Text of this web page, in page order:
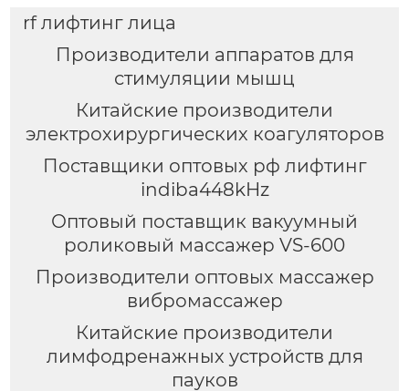
rf лифтинг лица
Производители аппаратов для
стимуляции мышц
Китайские производители
электрохирургических коагуляторов
Поставщики оптовых рф лифтинг
indiba448kHz
Оптовый поставщик вакуумный
роликовый массажер VS-600
Производители оптовых массажер
вибромассажер
Китайские производители
лимфодренажных устройств для
пауков